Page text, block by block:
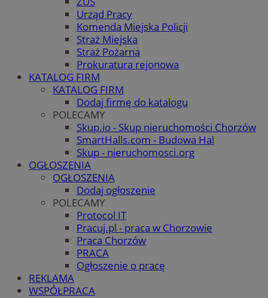
Urząd Pracy
Komenda Miejska Policji
Straż Miejska
Straż Pożarna
Prokuratura rejonowa
KATALOG FIRM
KATALOG FIRM
Dodaj firmę do katalogu
POLECAMY
Skup.io - Skup nieruchomości Chorzów
SmartHalls.com - Budowa Hal
Skup - nieruchomosci.org
OGŁOSZENIA
OGŁOSZENIA
Dodaj ogłoszenie
POLECAMY
Protocol IT
Pracuj.pl - praca w Chorzowie
Praca Chorzów
PRACA
Ogłoszenie o pracę
REKLAMA
WSPÓŁPRACA